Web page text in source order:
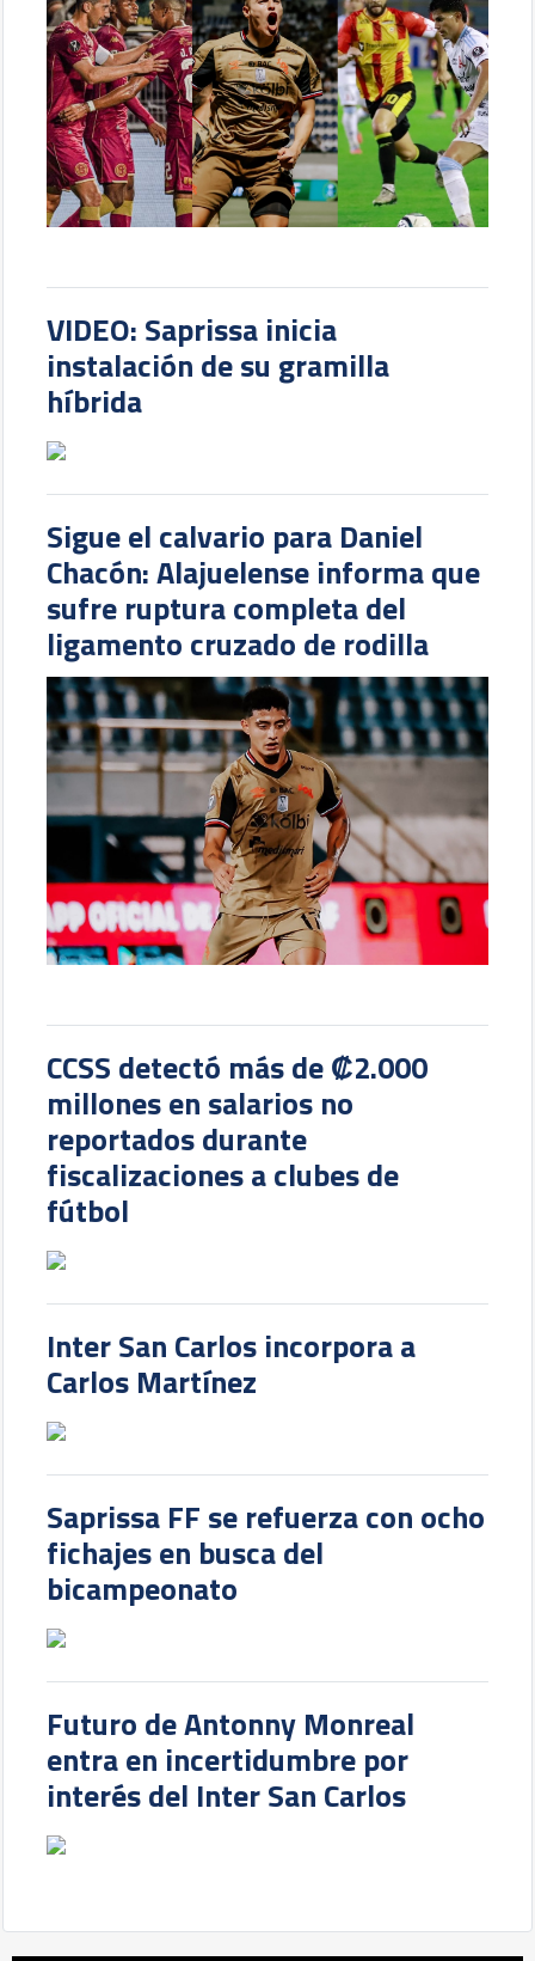
VIDEO: Saprissa inicia
instalación de su gramilla
híbrida
Sigue el calvario para Daniel
Chacón: Alajuelense informa que
sufre ruptura completa del
ligamento cruzado de rodilla
CCSS detectó más de ₡2.000
millones en salarios no
reportados durante
fiscalizaciones a clubes de
fútbol
Inter San Carlos incorpora a
Carlos Martínez
Saprissa FF se refuerza con ocho
fichajes en busca del
bicampeonato
Futuro de Antonny Monreal
entra en incertidumbre por
interés del Inter San Carlos